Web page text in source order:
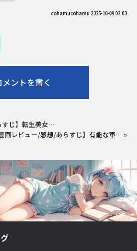
cohamucohamu 2025-10-09 02:03
メントを書く
すじ】転生美女…
漫画レビュー/感想/あらすじ】有能な軍… »